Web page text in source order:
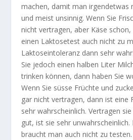
machen, damit man irgendetwas
und meist unsinnig. Wenn Sie
nicht vertragen, aber Käse
einen Laktosetest auch nicht zu
Laktoseintoleranz dann sehr
Sie jedoch einen halben Liter
trinken können, dann haben Sie
Wenn Sie süsse Früchte und
gar nicht vertragen, dann ist eine
sehr wahrscheinlich. Vertragen
gut, ist sie sehr unwahrscheinlich.
braucht man auch nicht zu